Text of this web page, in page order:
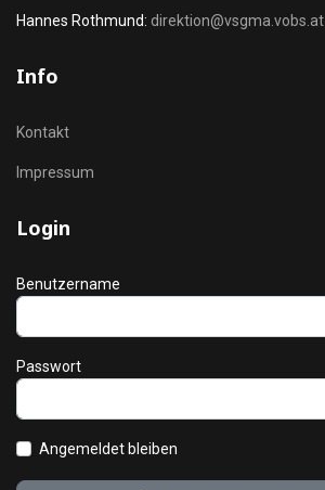
Hannes Rothmund: direktion@vsgma.vobs.at
Info
Kontakt
Impressum
Login
Benutzername
Passwort
Angemeldet bleiben